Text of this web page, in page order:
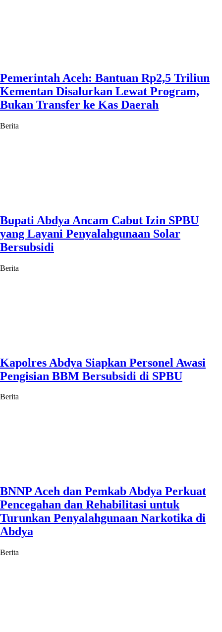
Pemerintah Aceh: Bantuan Rp2,5 Triliun
Kementan Disalurkan Lewat Program,
Bukan Transfer ke Kas Daerah
Berita
Bupati Abdya Ancam Cabut Izin SPBU
yang Layani Penyalahgunaan Solar
Bersubsidi
Berita
Kapolres Abdya Siapkan Personel Awasi
Pengisian BBM Bersubsidi di SPBU
Berita
BNNP Aceh dan Pemkab Abdya Perkuat
Pencegahan dan Rehabilitasi untuk
Turunkan Penyalahgunaan Narkotika di
Abdya
Berita